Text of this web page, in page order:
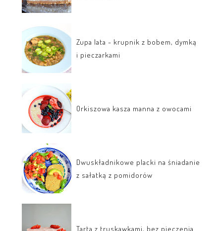
Zupa lata - krupnik z bobem, dymką
i pieczarkami
Orkiszowa kasza manna z owocami
Dwuskładnikowe placki na śniadanie
z sałatką z pomidorów
Tarta z truskawkami, bez pieczenia